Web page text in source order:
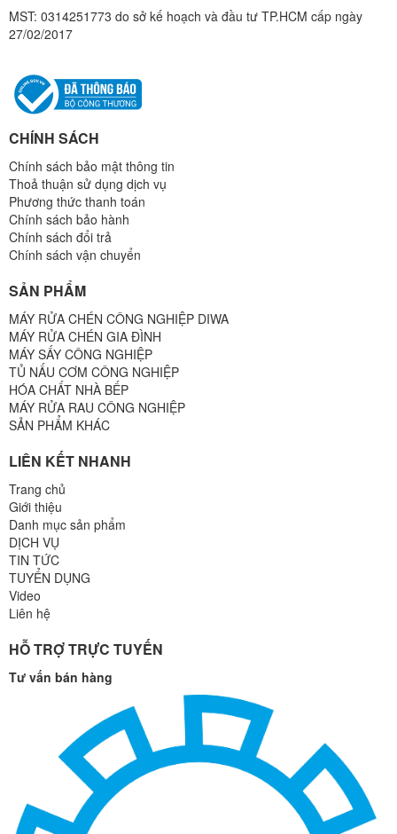
MST: 0314251773 do sở kế hoạch và đầu tư TP.HCM cấp ngày
27/02/2017
CHÍNH SÁCH
Chính sách bảo mật thông tin
Thoả thuận sử dụng dịch vụ
Phương thức thanh toán
Chính sách bảo hành
Chính sách đổi trả
Chính sách vận chuyển
SẢN PHẨM
MÁY RỬA CHÉN CÔNG NGHIỆP DIWA
MÁY RỬA CHÉN GIA ĐÌNH
MÁY SẤY CÔNG NGHIỆP
TỦ NẤU CƠM CÔNG NGHIỆP
HÓA CHẤT NHÀ BẾP
MÁY RỬA RAU CÔNG NGHIỆP
SẢN PHẨM KHÁC
LIÊN KẾT NHANH
Trang chủ
Giới thiệu
Danh mục sản phẩm
DỊCH VỤ
TIN TỨC
TUYỂN DỤNG
Video
Liên hệ
HỖ TRỢ TRỰC TUYẾN
Tư vấn bán hàng